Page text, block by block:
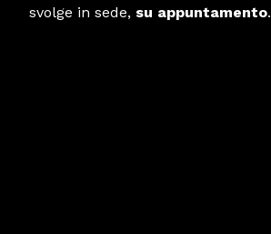
svolge in sede, su appuntamento.